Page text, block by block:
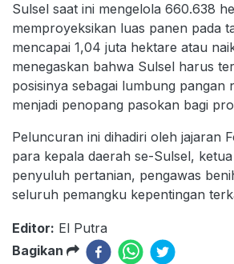
Sulsel saat ini mengelola 660.638
memproyeksikan luas panen pada
mencapai 1,04 juta hektare atau
menegaskan bahwa Sulsel harus
posisinya sebagai lumbung pangan
menjadi penopang pasokan bagi
Peluncuran ini dihadiri oleh jajaran
para kepala daerah se-Sulsel,
penyuluh pertanian, pengawas
seluruh pemangku kepentingan
Editor: El Putra
Bagikan